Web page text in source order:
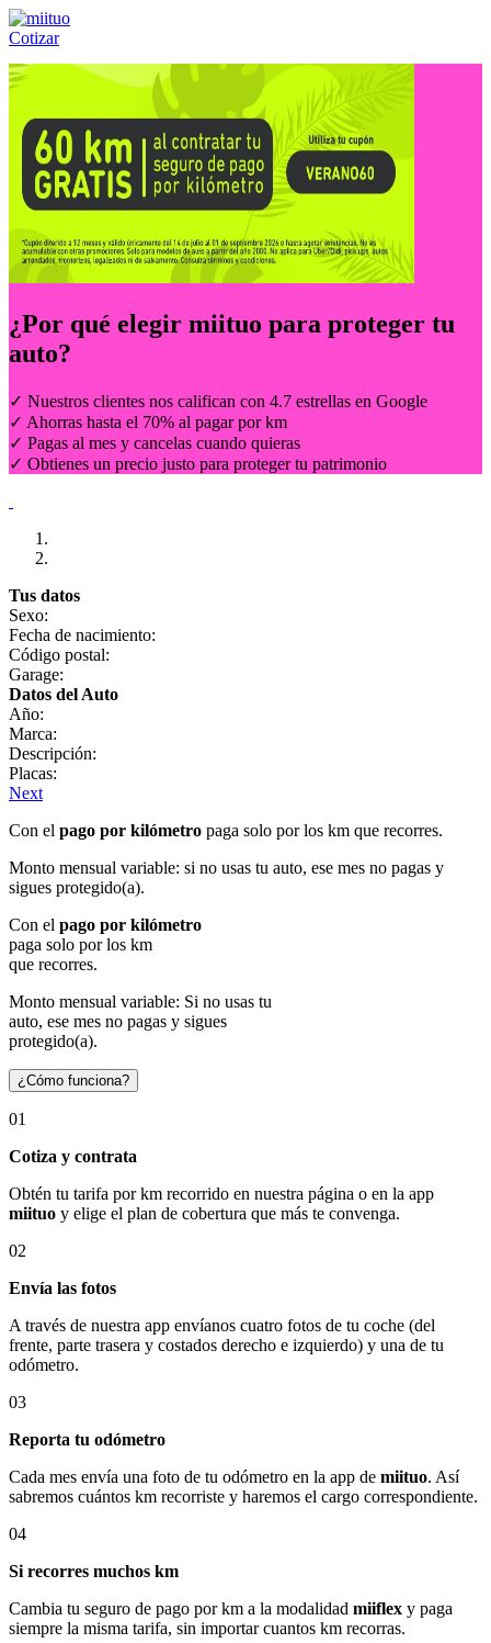
Cotizar
Llámanos al:(55) 84-21-05-00 ó
¿Por qué elegir miituo para proteger tu
auto?
✓ Nuestros clientes nos califican con 4.7 estrellas en Google
✓ Ahorras hasta el 70% al pagar por km
✓ Pagas al mes y cancelas cuando quieras
✓ Obtienes un precio justo para proteger tu patrimonio
Tus datos
Sexo:
Fecha de nacimiento:
Código postal:
Garage:
Datos del Auto
Año:
Marca:
Descripción:
Placas:
Next
Con el pago por kilómetro paga solo por los km que recorres.
Monto mensual variable: si no usas tu auto, ese mes no pagas y
sigues protegido(a).
Con el pago por kilómetro
paga solo por los km
que recorres.
Monto mensual variable: Si no usas tu
auto, ese mes no pagas y sigues
protegido(a).
¿Cómo funciona?
01
Cotiza y contrata
Obtén tu tarifa por km recorrido en nuestra página o en la app
miituo y elige el plan de cobertura que más te convenga.
02
Envía las fotos
A través de nuestra app envíanos cuatro fotos de tu coche (del
frente, parte trasera y costados derecho e izquierdo) y una de tu
odómetro.
03
Reporta tu odómetro
Cada mes envía una foto de tu odómetro en la app de miituo. Así
sabremos cuántos km recorriste y haremos el cargo correspondiente.
04
Si recorres muchos km
Cambia tu seguro de pago por km a la modalidad miiflex y paga
siempre la misma tarifa, sin importar cuantos km recorras.